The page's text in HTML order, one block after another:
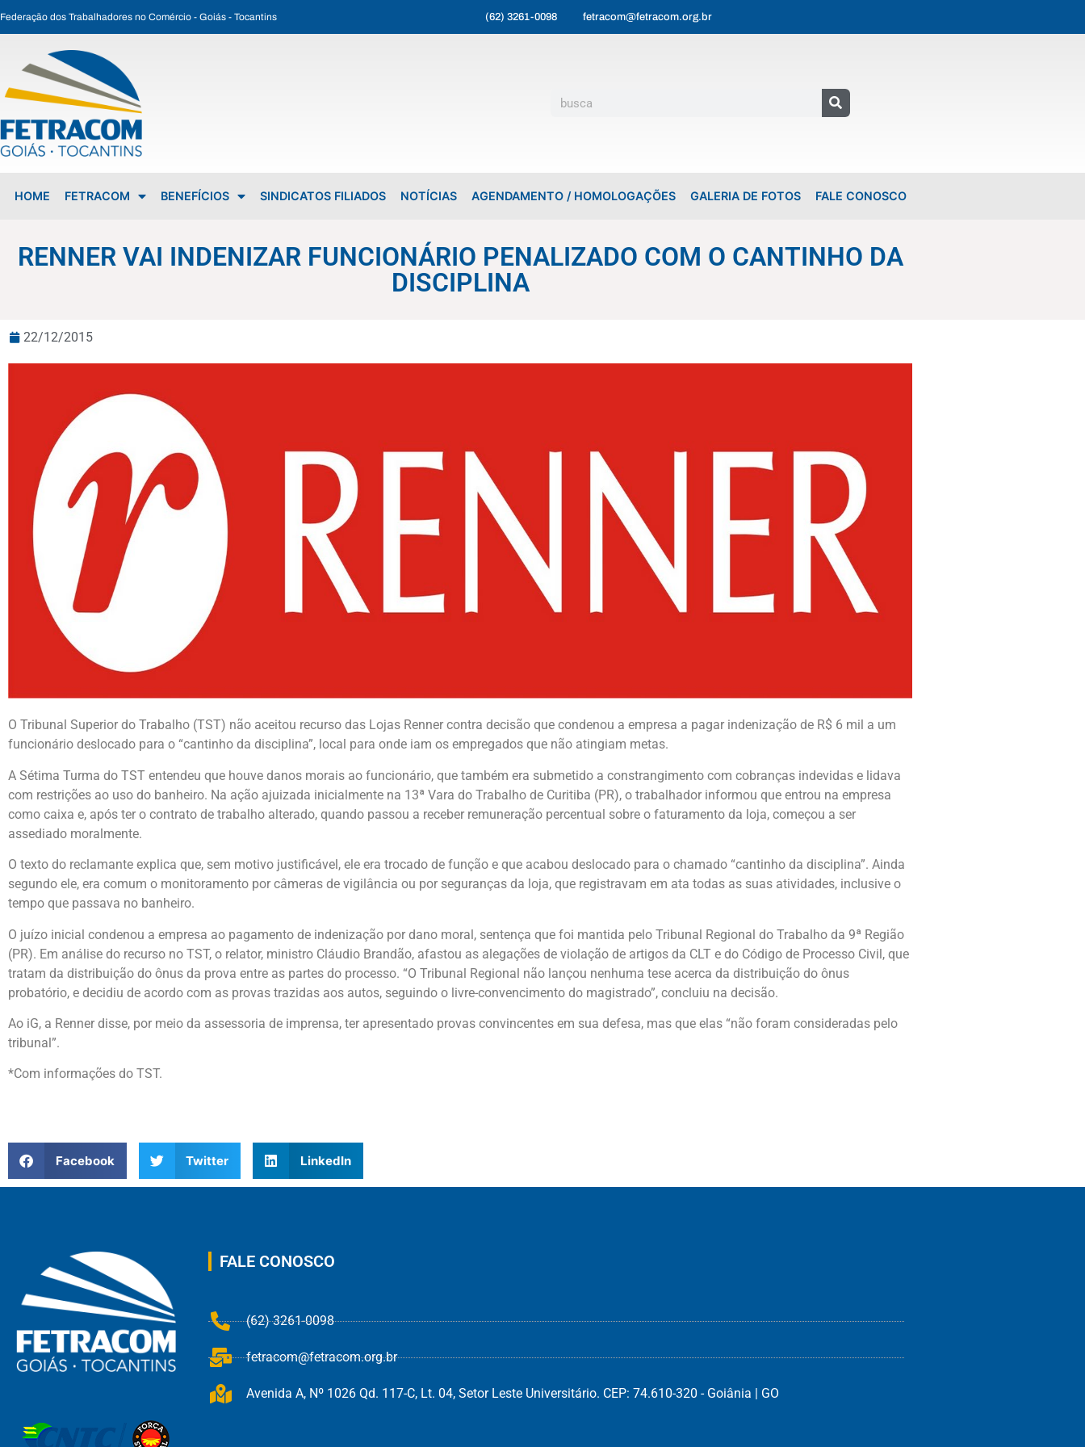
Federação dos Trabalhadores no Comércio - Goiás - Tocantins (62) 3261-0098 fetracom@fetracom.org.br
HOME FETRACOM BENEFÍCIOS SINDICATOS FILIADOS NOTÍCIAS AGENDAMENTO / HOMOLOGAÇÕES GALERIA DE FOTOS FALE CONOSCO
RENNER VAI INDENIZAR FUNCIONÁRIO PENALIZADO COM O CANTINHO DA
DISCIPLINA
22/12/2015
O Tribunal Superior do Trabalho (TST) não aceitou recurso das Lojas Renner contra decisão que condenou a empresa a pagar indenização de R$ 6 mil a um
funcionário deslocado para o “cantinho da disciplina”, local para onde iam os empregados que não atingiam metas.
A Sétima Turma do TST entendeu que houve danos morais ao funcionário, que também era submetido a constrangimento com cobranças indevidas e lidava
com restrições ao uso do banheiro. Na ação ajuizada inicialmente na 13ª Vara do Trabalho de Curitiba (PR), o trabalhador informou que entrou na empresa
como caixa e, após ter o contrato de trabalho alterado, quando passou a receber remuneração percentual sobre o faturamento da loja, começou a ser
assediado moralmente.
O texto do reclamante explica que, sem motivo justificável, ele era trocado de função e que acabou deslocado para o chamado “cantinho da disciplina”. Ainda
segundo ele, era comum o monitoramento por câmeras de vigilância ou por seguranças da loja, que registravam em ata todas as suas atividades, inclusive o
tempo que passava no banheiro.
O juízo inicial condenou a empresa ao pagamento de indenização por dano moral, sentença que foi mantida pelo Tribunal Regional do Trabalho da 9ª Região
(PR). Em análise do recurso no TST, o relator, ministro Cláudio Brandão, afastou as alegações de violação de artigos da CLT e do Código de Processo Civil, que
tratam da distribuição do ônus da prova entre as partes do processo. “O Tribunal Regional não lançou nenhuma tese acerca da distribuição do ônus
probatório, e decidiu de acordo com as provas trazidas aos autos, seguindo o livre-convencimento do magistrado”, concluiu na decisão.
Ao iG, a Renner disse, por meio da assessoria de imprensa, ter apresentado provas convincentes em sua defesa, mas que elas “não foram consideradas pelo
tribunal”.
*Com informações do TST.
Facebook Twitter LinkedIn
FALE CONOSCO
(62) 3261-0098
fetracom@fetracom.org.br
Avenida A, Nº 1026 Qd. 117-C, Lt. 04, Setor Leste Universitário. CEP: 74.610-320 - Goiânia | GO